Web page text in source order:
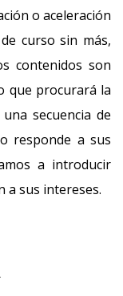
o aceleración
curso sin más,
contenidos son
que procurará la
secuencia de
responde a sus
a introducir
a sus intereses.